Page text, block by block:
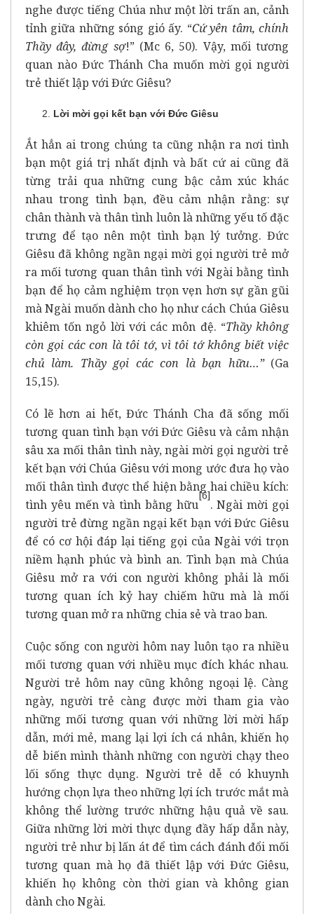
nghe được tiếng Chúa như một lời trấn an, cảnh
tỉnh giữa những sóng gió ấy. “Cứ yên tâm, chính
Thầy đây, đừng sợ!” (Mc 6, 50). Vậy, mối tương
quan nào Đức Thánh Cha muốn mời gọi người
trẻ thiết lập với Đức Giêsu?
Lời mời gọi kết bạn với Đức Giêsu
Ắt hẳn ai trong chúng ta cũng nhận ra nơi tình
bạn một giá trị nhất định và bất cứ ai cũng đã
từng trải qua những cung bậc cảm xúc khác
nhau trong tình bạn, đều cảm nhận rằng: sự
chân thành và thân tình luôn là những yếu tố đặc
trưng để tạo nên một tình bạn lý tưởng. Đức
Giêsu đã không ngần ngại mời gọi người trẻ mở
ra mối tương quan thân tình với Ngài bằng tình
bạn để họ cảm nghiệm trọn vẹn hơn sự gần gũi
mà Ngài muốn dành cho họ như cách Chúa Giêsu
khiêm tốn ngỏ lời với các môn đệ. “Thầy không
còn gọi các con là tôi tớ, vì tôi tớ không biết việc
chủ làm. Thầy gọi các con là bạn hữu…” (Ga
15,15).
Có lẽ hơn ai hết, Đức Thánh Cha đã sống mối
tương quan tình bạn với Đức Giêsu và cảm nhận
sâu xa mối thân tình này, ngài mời gọi người trẻ
kết bạn với Chúa Giêsu với mong ước đưa họ vào
mối thân tình được thể hiện bằng hai chiều kích:
tình yêu mến và tình bằng hữu
[6]
. Ngài mời gọi
người trẻ đừng ngần ngại kết bạn với Đức Giêsu
để có cơ hội đáp lại tiếng gọi của Ngài với trọn
niềm hạnh phúc và bình an. Tình bạn mà Chúa
Giêsu mở ra với con người không phải là mối
tương quan ích kỷ hay chiếm hữu mà là mối
tương quan mở ra những chia sẻ và trao ban.
Cuộc sống con người hôm nay luôn tạo ra nhiều
mối tương quan với nhiều mục đích khác nhau.
Người trẻ hôm nay cũng không ngoại lệ. Càng
ngày, người trẻ càng được mời tham gia vào
những mối tương quan với những lời mời hấp
dẫn, mới mẻ, mang lại lợi ích cá nhân, khiến họ
dễ biến mình thành những con người chạy theo
lối sống thực dụng. Người trẻ dễ có khuynh
hướng chọn lựa theo những lợi ích trước mắt mà
không thể lường trước những hậu quả về sau.
Giữa những lời mời thực dụng đầy hấp dẫn này,
người trẻ như bị lấn át để tìm cách đánh đổi mối
tương quan mà họ đã thiết lập với Đức Giêsu,
khiến họ không còn thời gian và không gian
dành cho Ngài.